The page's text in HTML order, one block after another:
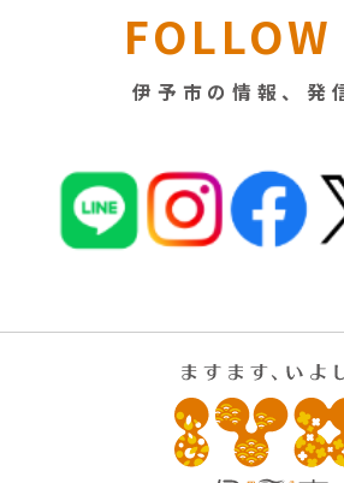
FOLLOW
伊予市の情報、発